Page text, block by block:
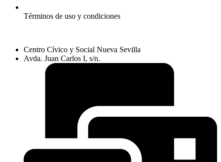
Términos de uso y condiciones
Centro Cívico y Social Nueva Sevilla
Avda. Juan Carlos I, s/n.